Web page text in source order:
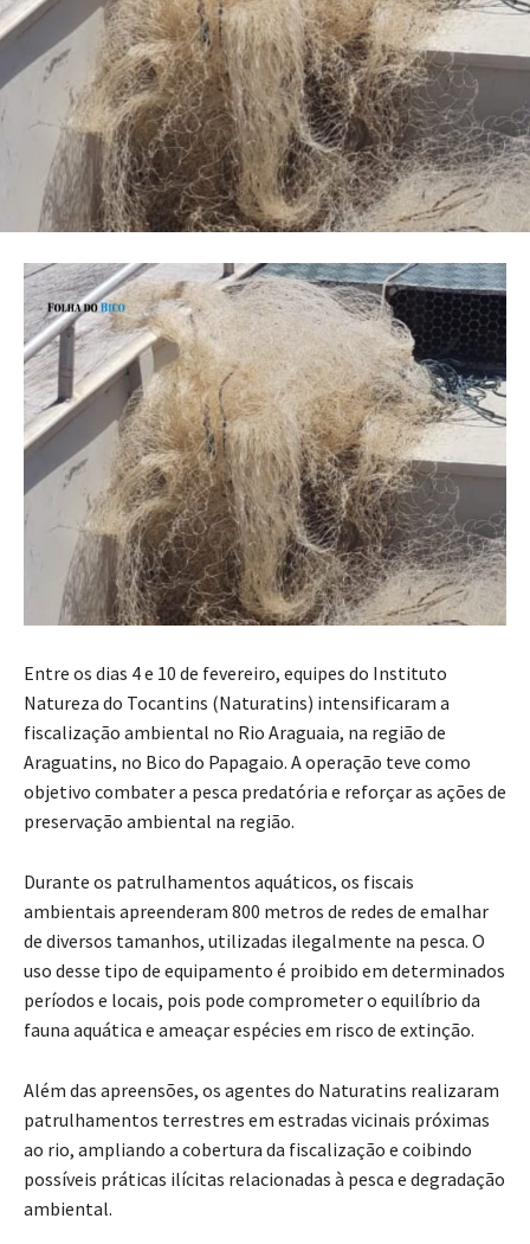
Entre os dias 4 e 10 de fevereiro, equipes do Instituto
Natureza do Tocantins (Naturatins) intensificaram a
fiscalização ambiental no Rio Araguaia, na região de
Araguatins, no Bico do Papagaio. A operação teve como
objetivo combater a pesca predatória e reforçar as ações de
preservação ambiental na região.
Durante os patrulhamentos aquáticos, os fiscais
ambientais apreenderam 800 metros de redes de emalhar
de diversos tamanhos, utilizadas ilegalmente na pesca. O
uso desse tipo de equipamento é proibido em determinados
períodos e locais, pois pode comprometer o equilíbrio da
fauna aquática e ameaçar espécies em risco de extinção.
Além das apreensões, os agentes do Naturatins realizaram
patrulhamentos terrestres em estradas vicinais próximas
ao rio, ampliando a cobertura da fiscalização e coibindo
possíveis práticas ilícitas relacionadas à pesca e degradação
ambiental.